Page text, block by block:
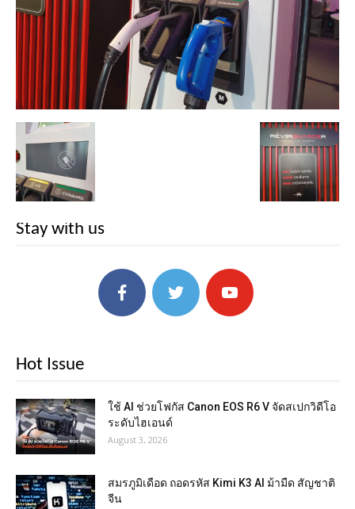
Stay with us
Hot Issue
ใช้ AI ช่วยโฟกัส Canon EOS R6 V จัดสเปกวิดีโอ
ระดับไฮเอนด์
August 3, 2026
สมรภูมิเดือด ถอดรหัส Kimi K3 AI ม้ามืด สัญชาติ
จีน